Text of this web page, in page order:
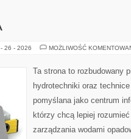
26 - 2026 MOŻLIWOŚĆ
Ta strona to rozbudowany
hydrotechniki oraz
pomyślana jako centrum
którzy chcą lepiej
zarządzania wodami